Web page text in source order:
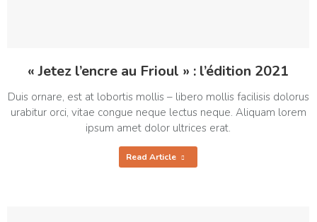
« Jetez l’encre au Frioul » : l’édition 2021
Duis ornare, est at lobortis mollis – libero mollis facilisis dolorus
urabitur orci, vitae congue neque lectus neque. Aliquam lorem
ipsum amet dolor ultrices erat.
Read Article